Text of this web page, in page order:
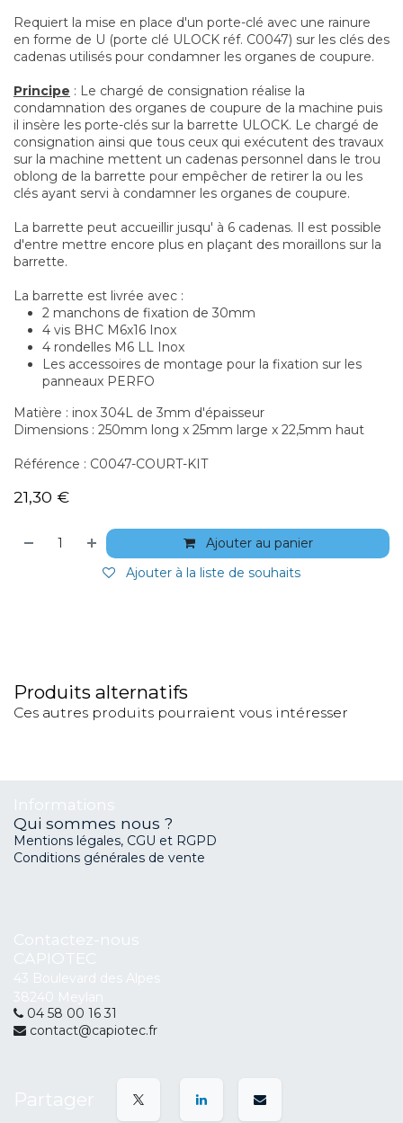
Requiert la mise en place d'un porte-clé avec une rainure
en forme de U (porte clé ULOCK réf. C0047) sur les clés des
cadenas utilisés pour condamner les organes de coupure.
Principe : Le chargé de consignation réalise la
condamnation des organes de coupure de la machine puis
il insère les porte-clés sur la barrette ULOCK. Le chargé de
consignation ainsi que tous ceux qui exécutent des travaux
sur la machine mettent un cadenas personnel dans le trou
oblong de la barrette pour empêcher de retirer la ou les
clés ayant servi à condamner les organes de coupure.
La barrette peut accueillir jusqu' à 6 cadenas. Il est possible
d'entre mettre encore plus en plaçant des moraillons sur la
barrette.
La barrette est livrée avec :
2 manchons de fixation de 30mm
4 vis BHC M6x16 Inox
4 rondelles M6 LL Inox
Les accessoires de montage pour la fixation sur les
panneaux PERFO
Matière : inox 304L de 3mm d'épaisseur
Dimensions : 250mm long x 25mm large x 22,5mm haut
Référence : C0047-COURT-KIT
21,30 €
Ajouter au panier
Ajouter à la liste de souhaits
Produits alternatifs
Ces autres produits pourraient vous intéresser
Qui sommes nous ?
Mentions légales, CGU et RGPD
Conditions générales de vente
04 58 00 16 31
contact@capiotec.fr